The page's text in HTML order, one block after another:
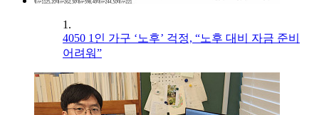
1.
4050 1인 가구 ‘노후’ 걱정, “노후 대비 자금 준비
어려워”